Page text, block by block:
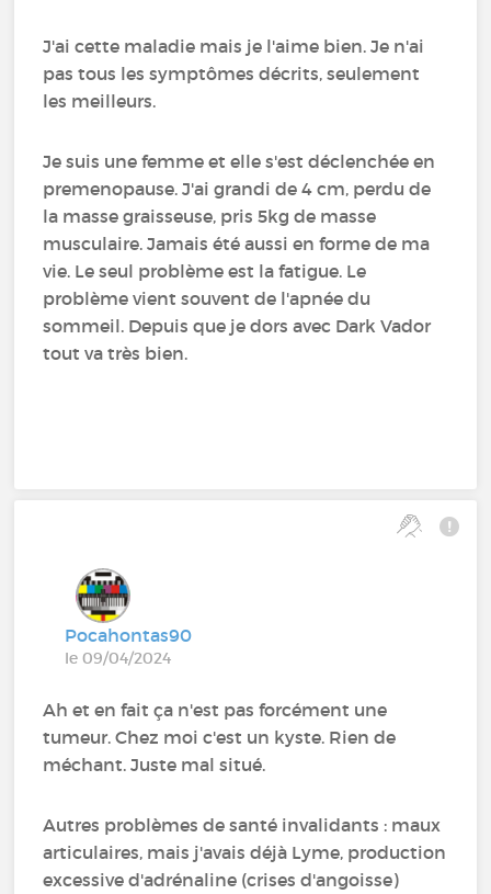
J'ai cette maladie mais je l'aime bien. Je n'ai
pas tous les symptômes décrits, seulement
les meilleurs.
Je suis une femme et elle s'est déclenchée en
premenopause. J'ai grandi de 4 cm, perdu de
la masse graisseuse, pris 5kg de masse
musculaire. Jamais été aussi en forme de ma
vie. Le seul problème est la fatigue. Le
problème vient souvent de l'apnée du
sommeil. Depuis que je dors avec Dark Vador
tout va très bien.
Pocahontas90
le 09/04/2024
Ah et en fait ça n'est pas forcément une
tumeur. Chez moi c'est un kyste. Rien de
méchant. Juste mal situé.
Autres problèmes de santé invalidants : maux
articulaires, mais j'avais déjà Lyme, production
excessive d'adrénaline (crises d'angoisse)